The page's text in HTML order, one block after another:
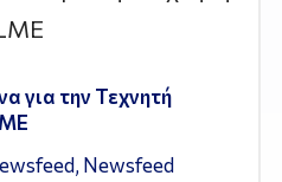
για την Τεχνητή
, Newsfeed